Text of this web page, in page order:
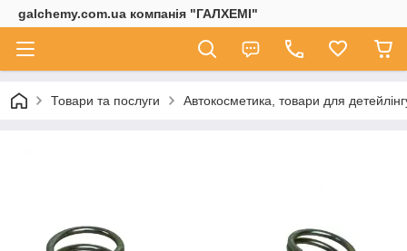
galchemy.com.ua компанія "ГАЛХЕМІ"
Товари та послуги Автокосметика, товари для